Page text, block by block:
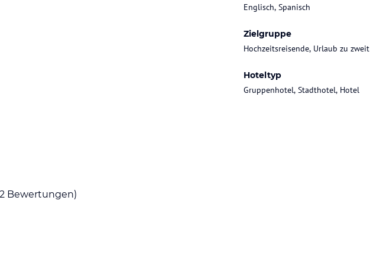
Englisch, Spanisch
Zielgruppe
Hochzeitsreisende, Urlaub zu zweit
Hoteltyp
Gruppenhotel, Stadthotel, Hotel
Bewertungen)